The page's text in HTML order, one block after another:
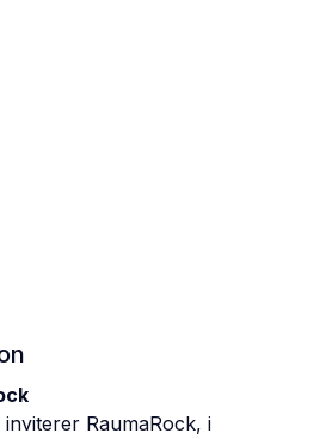
inviterer RaumaRock, i